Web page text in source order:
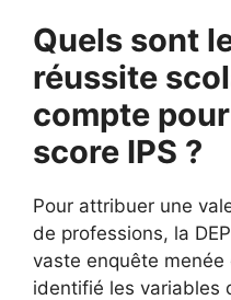
Quels sont
réussite
compte
score IPS ?
Pour attribuer une
de professions, la
vaste enquête
identifié les variables